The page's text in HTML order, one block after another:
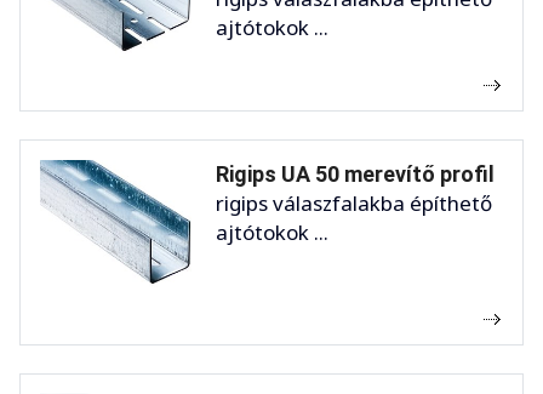
ajtótokok ...
Rigips UA 50 merevítő profil
rigips válaszfalakba építhető
ajtótokok ...